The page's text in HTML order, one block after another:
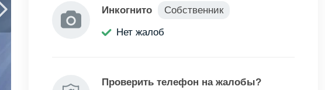
Инкогнито
Собственник
Нет жалоб
Проверить телефон на жалобы?